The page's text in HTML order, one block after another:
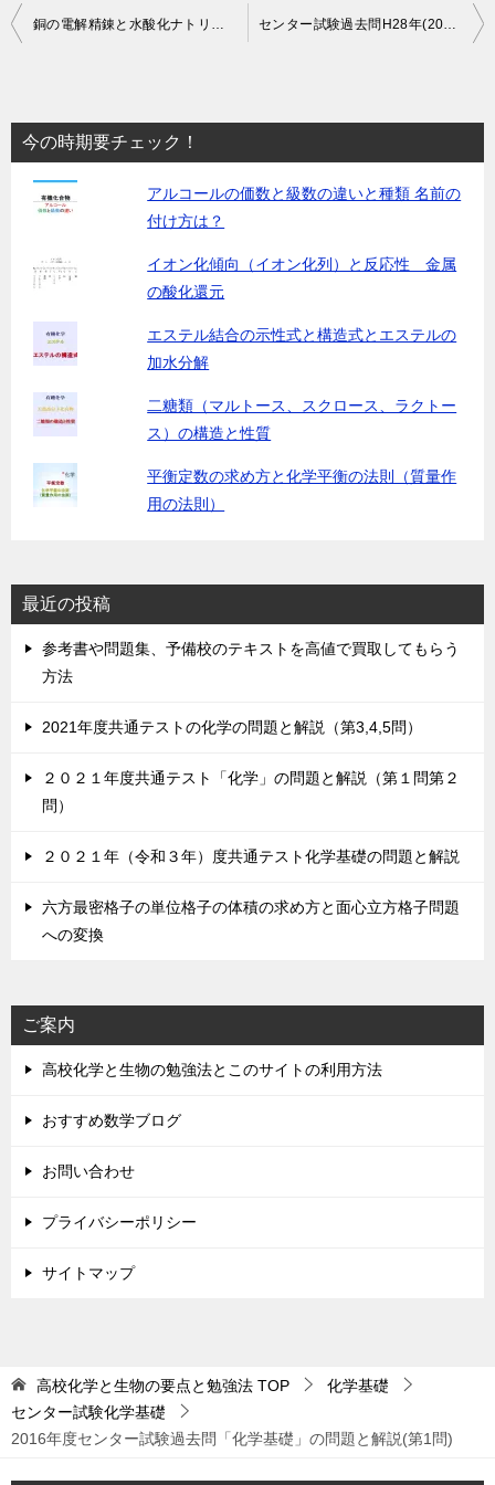
投
ビ
ゲ
今の時期要チェック！
アルコールの価数と級数の違いと種類 名前の
付け方は？
イオン化傾向（イオン化列）と反応性 金属
の酸化還元
エステル結合の示性式と構造式とエステルの
加水分解
二糖類（マルトース、スクロース、ラクトー
ス）の構造と性質
平衡定数の求め方と化学平衡の法則（質量作
用の法則）
最近の投稿
参考書や問題集、予備校のテキストを高値で買取してもらう
方法
2021年度共通テストの化学の問題と解説（第3,4,5問）
２０２１年度共通テスト「化学」の問題と解説（第１問第２
問）
２０２１年（令和３年）度共通テスト化学基礎の問題と解説
六方最密格子の単位格子の体積の求め方と面心立方格子問題
への変換
ご案内
高校化学と生物の勉強法とこのサイトの利用方法
おすすめ数学ブログ
お問い合わせ
プライバシーポリシー
サイトマップ
高校化学と生物の要点と勉強法 TOP
化学基礎
センター試験化学基礎
2016年度センター試験過去問「化学基礎」の問題と解説(第1問)